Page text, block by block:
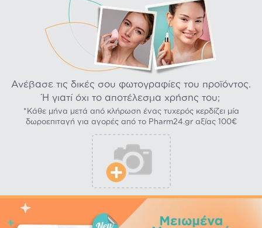
Ανέβασε τις δικές σου φωτογραφίες του προϊόντος.
Ή γιατί όχι το αποτέλεσμα χρήσης του;
*Κάθε μήνα μετά από κλήρωση ένας τυχερός κερδίζει μία
δωροεπιταγή για αγορές από το Pharm24.gr αξίας 100€